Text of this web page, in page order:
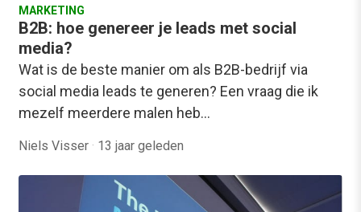
MARKETING
B2B: hoe genereer je leads met social
media?
Wat is de beste manier om als B2B-bedrijf via
social media leads te generen? Een vraag die ik
mezelf meerdere malen heb…
Niels Visser · 13 jaar geleden